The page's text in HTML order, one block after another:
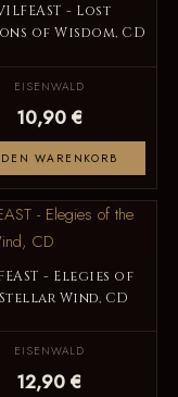
- Lost
of Wisdom, CD
EISENWALD
10,90 €
WARENKORB
- Elegies of
Wind, CD
EISENWALD
12,90 €